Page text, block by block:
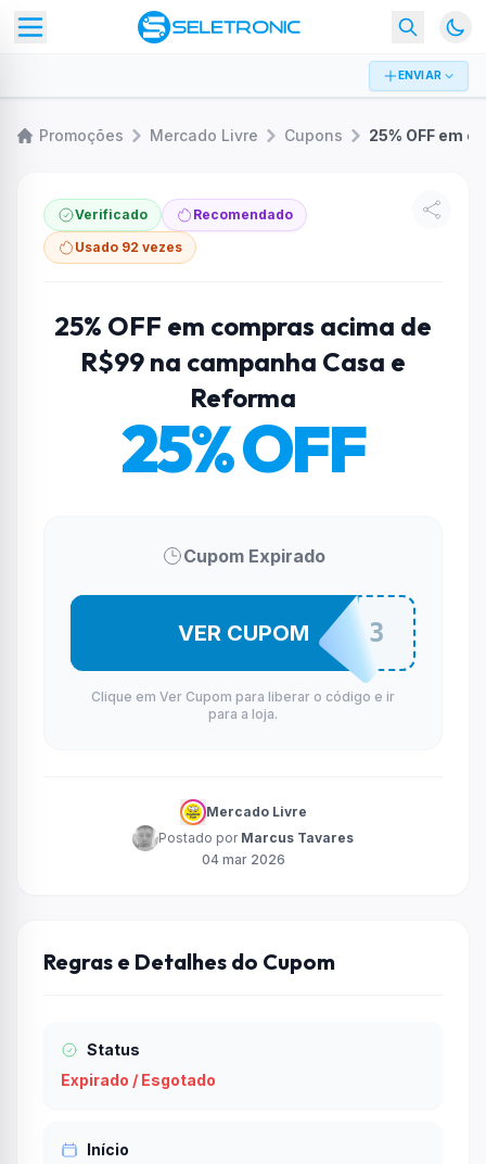
ENVIAR
Promoções Mercado Livre Cupons
Verificado
Recomendado
Usado 92 vezes
25% OFF em compras acima de
R$99 na campanha Casa e
Reforma
25% OFF
Cupom Expirado
REFORMA3DO3
VER CUPOM
Clique em Ver Cupom para liberar o código e ir
para a loja.
Mercado Livre
Postado por Marcus Tavares
04 mar 2026
Regras e Detalhes do Cupom
Status
Expirado / Esgotado
Início